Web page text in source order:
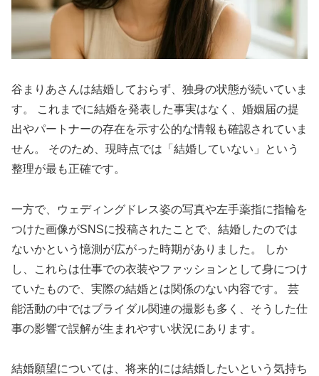
谷まりあさんは結婚しておらず、独身の状態が続いていま
す。 これまでに結婚を発表した事実はなく、婚姻届の提
出やパートナーの存在を示す公的な情報も確認されていま
せん。 そのため、現時点では「結婚していない」という
整理が最も正確です。
一方で、ウェディングドレス姿の写真や左手薬指に指輪を
つけた画像がSNSに投稿されたことで、結婚したのでは
ないかという憶測が広がった時期がありました。 しか
し、これらは仕事での衣装やファッションとして身につけ
ていたもので、実際の結婚とは関係のない内容です。 芸
能活動の中ではブライダル関連の撮影も多く、そうした仕
事の影響で誤解が生まれやすい状況にあります。
結婚願望については、将来的には結婚したいという気持ち